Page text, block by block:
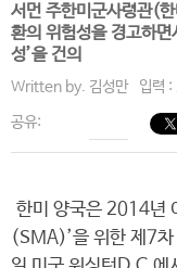
서먼 주한미군사령관(
환의 위험성을 경고하
성’을 건의
Written by. 김성만 입력
공유:
한미 양국은 2014년
(SMA)’을 위한 제7